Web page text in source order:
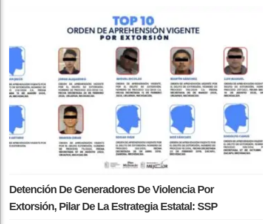
Detención De Generadores De Violencia Por
Extorsión, Pilar De La Estrategia Estatal: SSP